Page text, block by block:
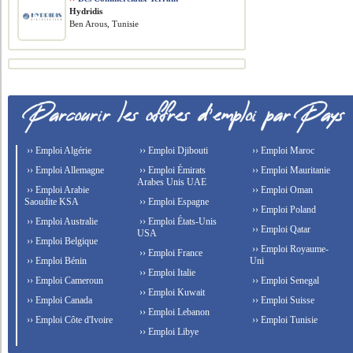
Hydridis
Ben Arous, Tunisie
›› Emploi Algérie
›› Emploi Allemagne
›› Emploi Arabie
Saoudite KSA
›› Emploi Australie
›› Emploi Belgique
›› Emploi Bénin
›› Emploi Cameroun
›› Emploi Canada
›› Emploi Côte d'Ivoire
›› Emploi Djibouti
›› Emploi Émirats
Arabes Unis UAE
›› Emploi Espagne
›› Emploi États-Unis
USA
›› Emploi France
›› Emploi Italie
›› Emploi Kuwait
›› Emploi Lebanon
›› Emploi Libye
›› Emploi Maroc
›› Emploi Mauritanie
›› Emploi Oman
›› Emploi Poland
›› Emploi Qatar
›› Emploi Royaume-
Uni
›› Emploi Senegal
›› Emploi Suisse
›› Emploi Tunisie